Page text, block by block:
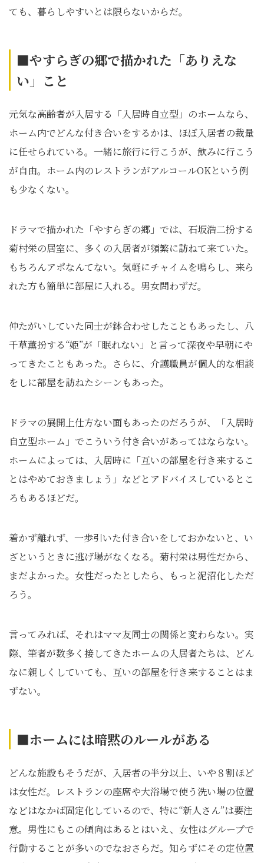
ても、暮らしやすいとは限らないからだ。
■やすらぎの郷で描かれた「ありえな
い」こと
元気な高齢者が入居する「入居時自立型」のホームなら、
ホーム内でどんな付き合いをするかは、ほぼ入居者の裁量
に任せられている。一緒に旅行に行こうが、飲みに行こう
が自由。ホーム内のレストランがアルコールOKという例
も少なくない。
ドラマで描かれた「やすらぎの郷」では、石坂浩二扮する
菊村栄の居室に、多くの入居者が頻繁に訪ねて来ていた。
もちろんアポなんてない。気軽にチャイムを鳴らし、来ら
れた方も簡単に部屋に入れる。男女問わずだ。
仲たがいしていた同士が鉢合わせしたこともあったし、八
千草薫扮する“姫”が「眠れない」と言って深夜や早朝にや
ってきたこともあった。さらに、介護職員が個人的な相談
をしに部屋を訪ねたシーンもあった。
ドラマの展開上仕方ない面もあったのだろうが、「入居時
自立型ホーム」でこういう付き合いがあってはならない。
ホームによっては、入居時に「互いの部屋を行き来するこ
とはやめておきましょう」などとアドバイスしているとこ
ろもあるほどだ。
着かず離れず、一歩引いた付き合いをしておかないと、い
ざというときに逃げ場がなくなる。菊村栄は男性だから、
まだよかった。女性だったとしたら、もっと泥沼化しただ
ろう。
言ってみれば、それはママ友同士の関係と変わらない。実
際、筆者が数多く接してきたホームの入居者たちは、どん
なに親しくしていても、互いの部屋を行き来することはま
ずない。
■ホームには暗黙のルールがある
どんな施設もそうだが、入居者の半分以上、いや８割ほど
は女性だ。レストランの座席や大浴場で使う洗い場の位置
などはなかば固定化しているので、特に“新人さん”は要注
意。男性にもこの傾向はあるとはいえ、女性はグループで
行動することが多いのでなおさらだ。知らずにその定位置